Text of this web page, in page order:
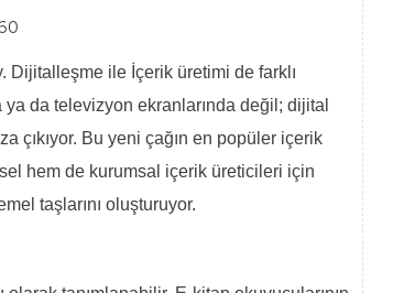
Dijitalleşme ile İçerik üretimi de farklı
ya da televizyon ekranlarında değil; dijital
çıkıyor. Bu yeni çağın en popüler içerik
hem de kurumsal içerik üreticileri için
taşlarını oluşturuyor.